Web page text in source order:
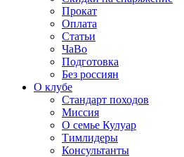
Прокат
Оплата
Статьи
ЧаВо
Подготовка
Без россиян
О клубе
Стандарт походов
Миссия
О семье Кулуар
Тимлидеры
Консультанты